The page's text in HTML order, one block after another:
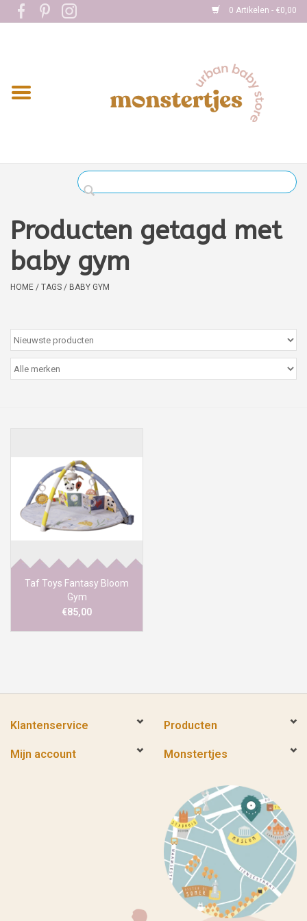
0 Artikelen - €0,00
Home
Kleding
Verzorging
Boekjes
kaartjes
Cadeaubon
Merken
Producten getagd met
baby gym
HOME / TAGS / BABY GYM
Taf Toys Fantasy Bloom
Gym
€85,00
Klantenservice Producten
Mijn account Monstertjes